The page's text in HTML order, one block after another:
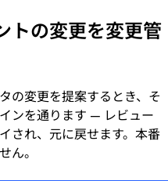
トの変更を変更管
の変更を提案するとき、そ
ンを通ります — レビュー
され、元に戻せます。本番
ん。